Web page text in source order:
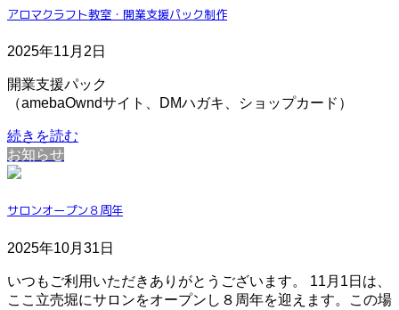
アロマクラフト教室・開業支援パック制作
2025年11月2日
開業支援パック
（amebaOwndサイト、DMハガキ、ショップカード）
続きを読む
お知らせ
サロンオープン８周年
2025年10月31日
いつもご利用いただきありがとうございます。 11月1日は、
ここ立売堀にサロンをオープンし８周年を迎えます。この場